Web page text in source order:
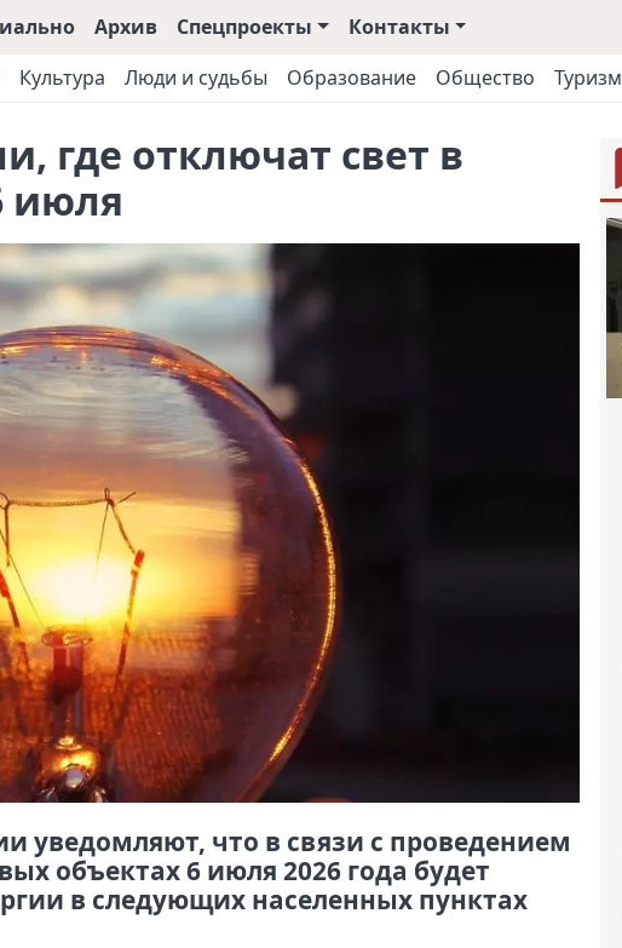
Архив Спецпроекты
Контакты
Культура Люди и судьбы Образование Общество Туризм
где отключат свет в
июля
уведомляют, что в связи с проведением
объектах 6 июля 2026 года будет
в следующих населенных пунктах